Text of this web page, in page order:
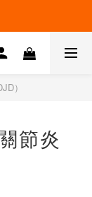
入
）
節炎